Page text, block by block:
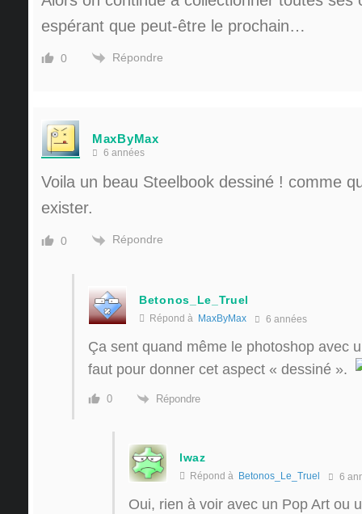
espérant que peut-être le prochain…
0 Répondre
MaxByMax
6 années
Voila un beau Steelbook dessiné ! comme
exister.
0 Répondre
Betonos_Le_Truel
Répond à MaxByMax 6 années
Ça sent quand même le photoshop avec
faut pour donner cet aspect « dessiné ».
0 Répondre
lwaz
Répond à Betonos_Le_Truel 6
Oui, rien à voir avec un Pop Art ou